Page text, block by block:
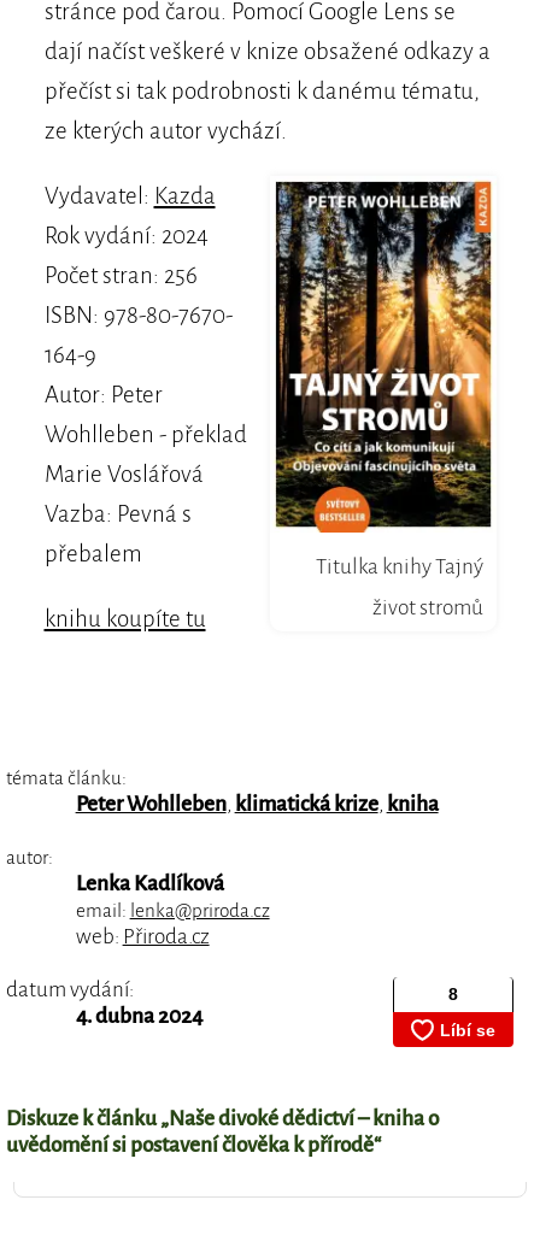
stránce pod čarou. Pomocí Google Lens se
dají načíst veškeré v knize obsažené odkazy a
přečíst si tak podrobnosti k danému tématu,
ze kterých autor vychází.
Titulka knihy Tajný
život stromů
Vydavatel: Kazda
Rok vydání: 2024
Počet stran: 256
ISBN: 978-80-7670-
164-9
Autor: Peter
Wohlleben - překlad
Marie Voslářová
Vazba: Pevná s
přebalem
knihu koupíte tu
témata článku:
Peter Wohlleben, klimatická krize, kniha
autor:
Lenka Kadlíková
email: lenka@priroda.cz
web: Přiroda.cz
datum vydání:
4. dubna 2024
Diskuze k článku „Naše divoké dědictví – kniha o
uvědomění si postavení člověka k přírodě“